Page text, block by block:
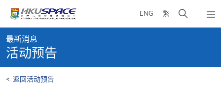
content
ENG 繁
开
弹
出
content
start
最新消息
活动预告
< 返回活动预告